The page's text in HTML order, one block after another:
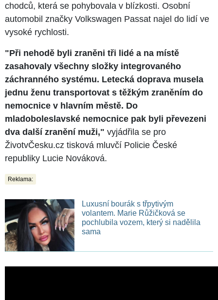
chodců, která se pohybovala v blízkosti. Osobní
automobil značky Volkswagen Passat najel do lidí ve
vysoké rychlosti.
"Při nehodě byli zraněni tři lidé a na místě
zasahovaly všechny složky integrovaného
záchranného systému. Letecká doprava musela
jednu ženu transportovat s těžkým zraněním do
nemocnice v hlavním městě. Do
mladoboleslavské nemocnice pak byli převezeni
dva další zranění muži," vyjádřila se pro
ŽivotvČesku.cz tisková mluvčí Policie České
republiky Lucie Nováková.
Reklama:
Luxusní bourák s třpytivým
volantem. Marie Růžičková se
pochlubila vozem, který si nadělila
sama